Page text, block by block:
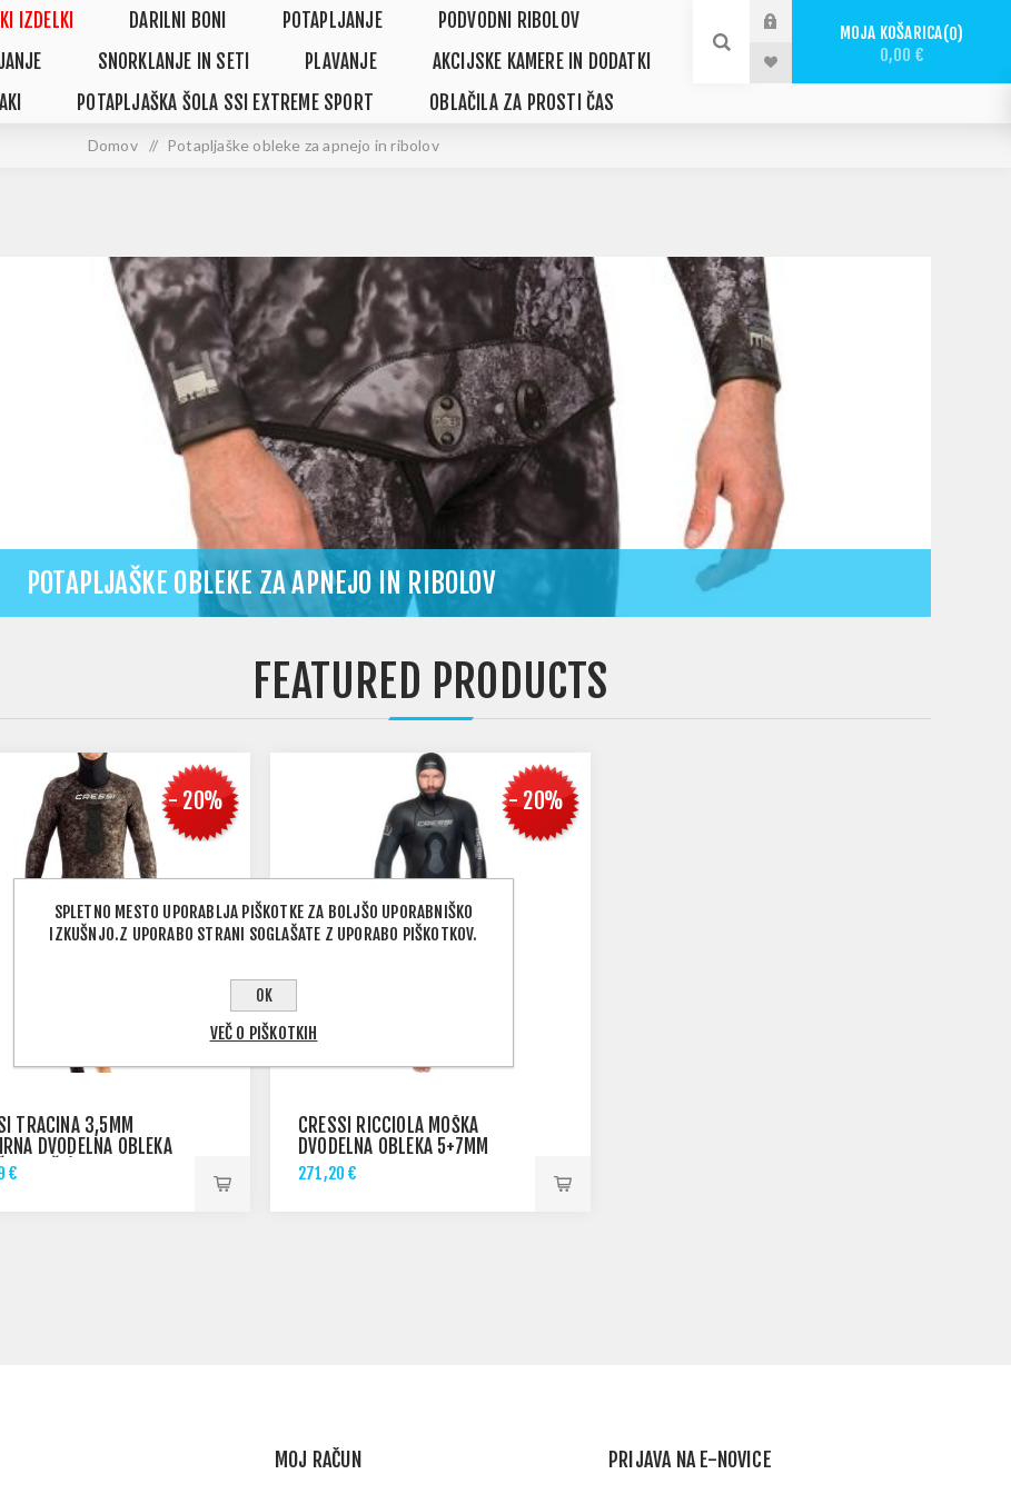
IZDELKI DARILNI BONI POTAPLJANJE
PODVODNI RIBOLOV
SNORKLANJE IN SETI PLAVANJE
AKCIJSKE KAMERE IN DODATKI
POTAPLJAŠKA ŠOLA SSI EXTREME SPORT OBLAČILA ZA PROSTI ČAS
MOJA KOŠARICA 0
0,00 €
Domov / Potapljaške obleke za apnejo in ribolov
POTAPLJAŠKE OBLEKE ZA APNEJO IN RIBOLOV
FEATURED PRODUCTS
- 20%
TRACINA 3,5MM
DVODELNA OBLEKA
+ HLAČE)
€
- 20%
CRESSI RICCIOLA MOŠKA
DVODELNA OBLEKA 5+7MM
271,20 €
MOJ RAČUN PRIJAVA NA E-NOVICE
SPLETNO MESTO UPORABLJA PIŠKOTKE ZA BOLJŠO UPORABNIŠKO
IZKUŠNJO.Z UPORABO STRANI SOGLAŠATE Z UPORABO PIŠKOTKOV.
OK
VEČ O PIŠKOTKIH